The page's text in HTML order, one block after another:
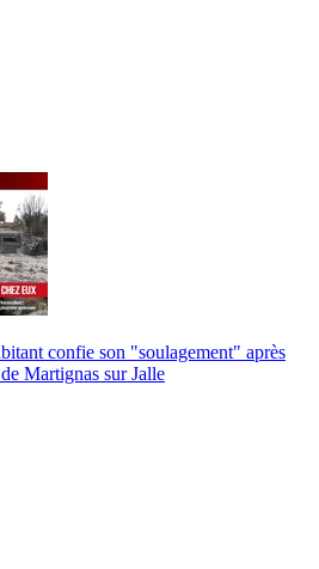
confie son "soulagement" après
Martignas sur Jalle